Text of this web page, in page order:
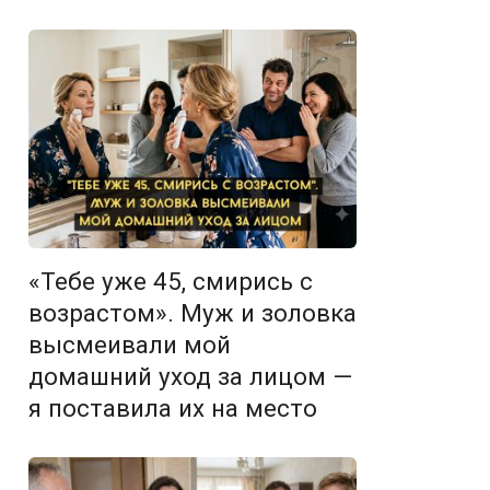
«Тебе уже 45, смирись с
возрастом». Муж и золовка
высмеивали мой
домашний уход за лицом —
я поставила их на место